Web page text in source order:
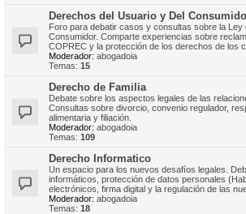
Derechos del Usuario y Del
Foro para debatir casos y consultas sobre la Ley
Consumidor. Comparte experiencias sobre
COPREC y la protección de los derechos de los
Moderador: abogadoia
Temas: 15
Derecho de Familia
Debate sobre los aspectos legales de las
Consultas sobre divorcio, convenio regulador,
alimentaria y filiación.
Moderador: abogadoia
Temas: 109
Derecho Informatico
Un espacio para los nuevos desafíos legales.
informáticos, protección de datos personales
electrónicos, firma digital y la regulación de las
Moderador: abogadoia
Temas: 18